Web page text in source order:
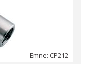
Emne: CP212